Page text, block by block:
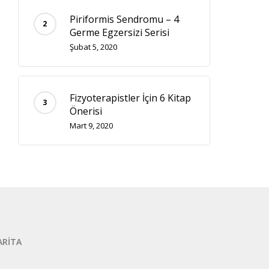
Piriformis Sendromu – 4
Germe Egzersizi Serisi
Şubat 5, 2020
Fizyoterapistler İçin 6 Kitap
Önerisi
Mart 9, 2020